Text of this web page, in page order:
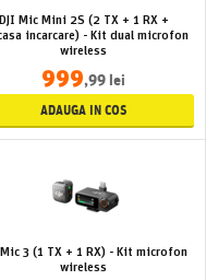
DJI Mic Mini 2S (2 TX + 1 RX +
incarcare) - Kit dual microfon
wireless
999,99 lei
ADAUGA IN COS
3 (1 TX + 1 RX) - Kit microfon
wireless